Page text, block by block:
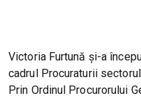
Victoria Furtună și-a
cadrul Procuraturii
Prin Ordinul Procurorului